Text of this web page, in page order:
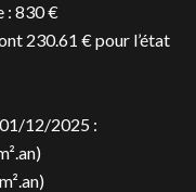
: 830 €
230.61 € pour l’état
12/2025 :